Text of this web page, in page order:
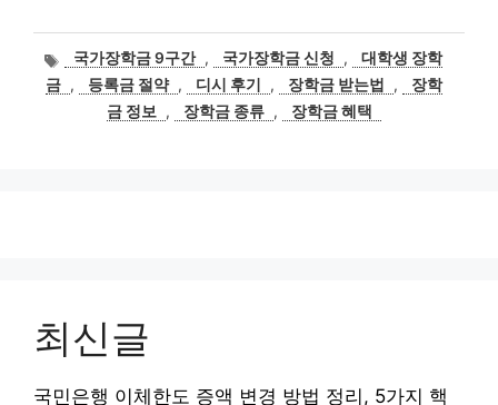
태국가장학금 9구간 , 국가장학금 신청 ,
대학생 장학
금 , 등록금 절약 , 디시 후기 , 장학금 받는법 ,
장학
금 정보
, 장학금 종류 , 장학금 혜택
최신글
국민은행 이체한도 증액 변경 방법 정리, 5가지 핵